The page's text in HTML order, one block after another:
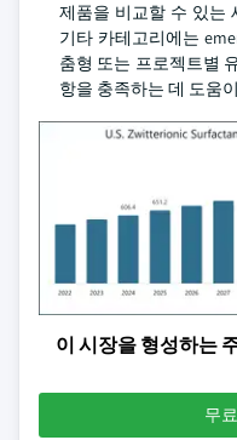
제품을 비교할 수 있는
기타 카테고리에는
춤형 또는 프로젝트별
항을 충족하는 데 도움
이 시장을 형성하는
무